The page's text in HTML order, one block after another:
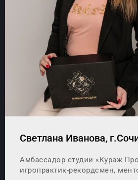
Светлана Иванова,
Амбассадор студии «Кураж
игропрактик-рекордсмен,